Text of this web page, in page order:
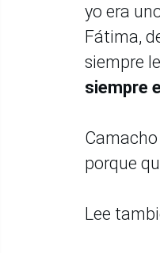
yo era
Fátima,
siempre
siempre
porque
Lee